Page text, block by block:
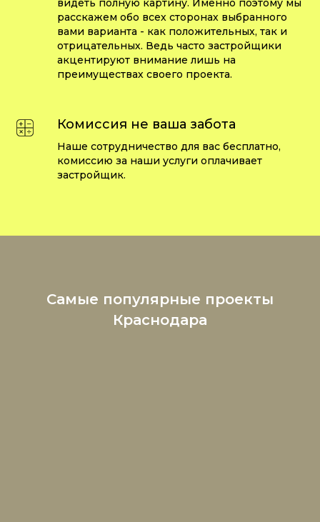
видеть полную картину. Именно поэтому мы
расскажем обо всех сторонах выбранного
вами варианта - как положительных, так и
отрицательных. Ведь часто застройщики
акцентируют внимание лишь на
преимуществах своего проекта.
Комиссия не ваша забота
Наше сотрудничество для вас бесплатно,
комиссию за наши услуги оплачивает
застройщик.
Самые популярные проекты
Краснодара